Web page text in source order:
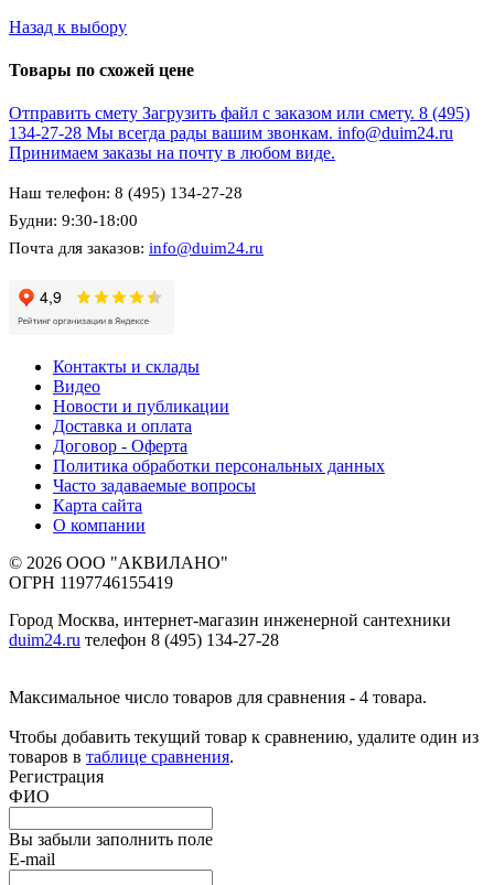
Назад к выбору
Товары по схожей цене
Отправить смету Загрузить файл с заказом или смету. 8 (495)
134-27-28 Мы всегда рады вашим звонкам. info@duim24.ru
Принимаем заказы на почту в любом виде.
Наш телефон: 8 (495) 134-27-28
Будни: 9:30-18:00
Почта для заказов: info@duim24.ru
Контакты и склады
Видео
Новости и публикации
Доставка и оплата
Договор - Оферта
Политика обработки персональных данных
Часто задаваемые вопросы
Карта сайта
О компании
© 2026 ООО "АКВИЛАНО"
ОГРН 1197746155419
Город Москва, интернет-магазин инженерной сантехники
duim24.ru телефон 8 (495) 134-27-28
Максимальное число товаров для сравнения - 4 товара.
Чтобы добавить текущий товар к сравнению, удалите один из
товаров в таблице сравнения.
Регистрация
ФИО
Вы забыли заполнить поле
E-mail